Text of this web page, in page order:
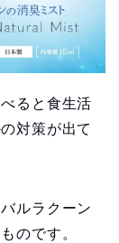
ると食生活
対策が出て
ルラクーン
のです。